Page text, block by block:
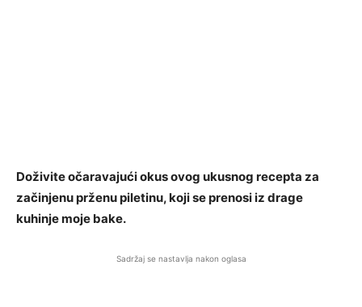
Doživite očaravajući okus ovog ukusnog recepta za
začinjenu prženu piletinu, koji se prenosi iz drage
kuhinje moje bake.
Sadržaj se nastavlja nakon oglasa